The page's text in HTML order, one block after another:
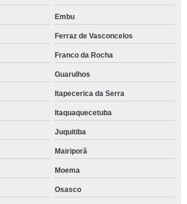
Embu
Ferraz de Vasconcelos
Franco da Rocha
Guarulhos
Itapecerica da Serra
Itaquaquecetuba
Juquitiba
Mairiporã
Moema
Osasco